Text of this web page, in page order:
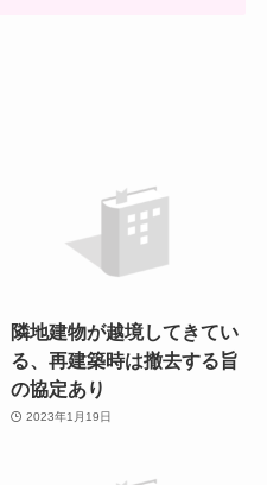
隣地建物が越境してきてい
る、再建築時は撤去する旨
の協定あり
2023年1月19日